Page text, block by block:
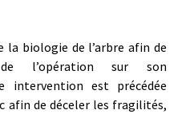
la biologie de l’arbre afin de
l’opération sur son
intervention est précédée
afin de déceler les fragilités,